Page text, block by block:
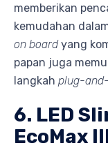
memberikan
kemudahan
on boardyang
papan juga
langkah plug-
6. LED
EcoMax